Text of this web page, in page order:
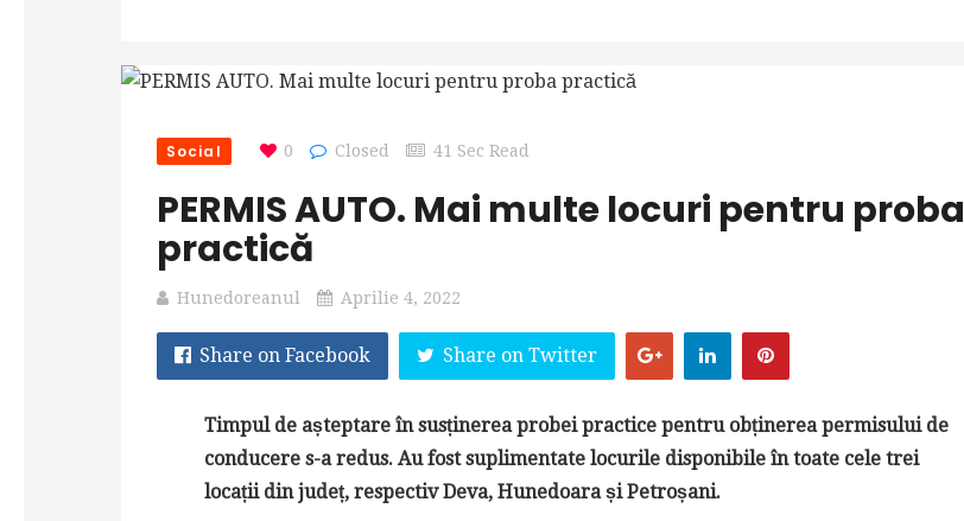
Social 0 Closed 41 Sec Read
PERMIS AUTO. Mai multe locuri pentru proba
practică
Hunedoreanul Aprilie 4, 2022
Share on Facebook Share on Twitter
Timpul de așteptare în susținerea probei practice pentru obținerea permisului de
conducere s-a redus. Au fost suplimentate locurile disponibile în toate cele trei
locații din județ, respectiv Deva, Hunedoara și Petroșani.